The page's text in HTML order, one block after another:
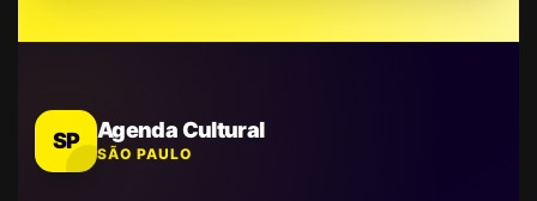
SP Agenda Cultural
SÃO PAULO